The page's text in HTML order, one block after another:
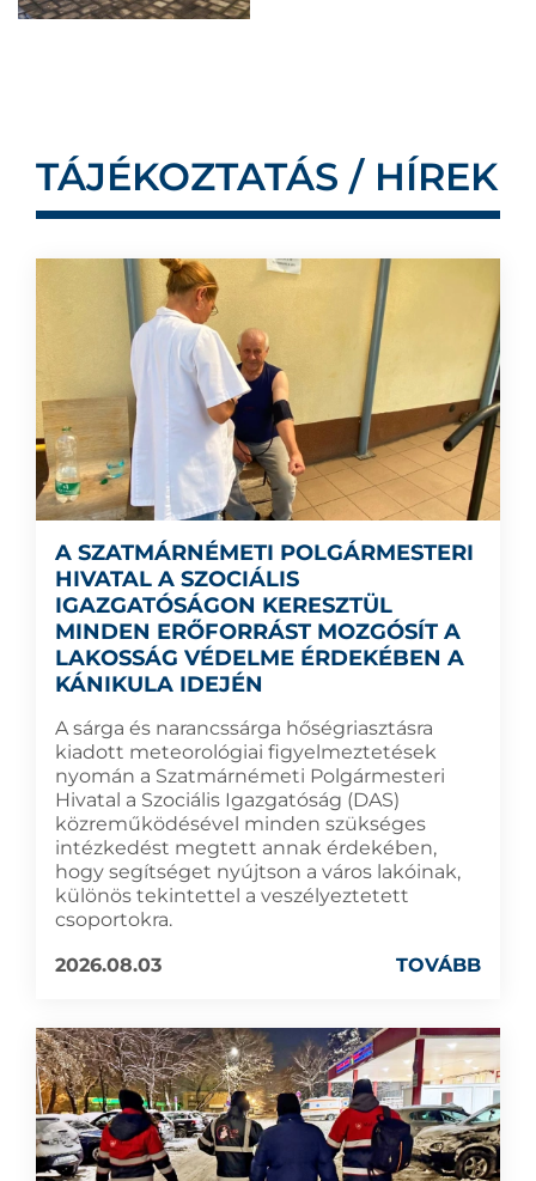
TÁJÉKOZTATÁS / HÍREK
A SZATMÁRNÉMETI POLGÁRMESTERI
HIVATAL A SZOCIÁLIS
IGAZGATÓSÁGON KERESZTÜL
MINDEN ERŐFORRÁST MOZGÓSÍT A
LAKOSSÁG VÉDELME ÉRDEKÉBEN A
KÁNIKULA IDEJÉN
A sárga és narancssárga hőségriasztásra
kiadott meteorológiai figyelmeztetések
nyomán a Szatmárnémeti Polgármesteri
Hivatal a Szociális Igazgatóság (DAS)
közreműködésével minden szükséges
intézkedést megtett annak érdekében,
hogy segítséget nyújtson a város lakóinak,
különös tekintettel a veszélyeztetett
csoportokra.
2026.08.03
TOVÁBB